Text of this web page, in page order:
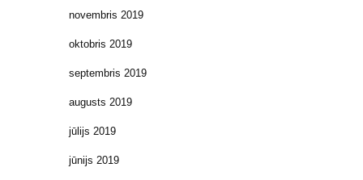
novembris 2019
oktobris 2019
septembris 2019
augusts 2019
jūlijs 2019
jūnijs 2019